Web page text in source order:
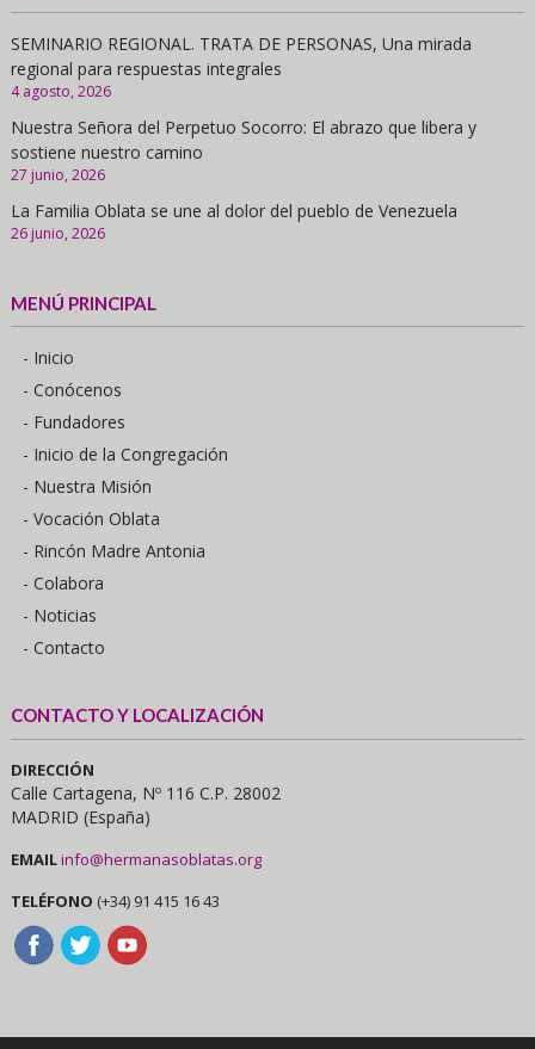
SEMINARIO REGIONAL. TRATA DE PERSONAS, Una mirada
regional para respuestas integrales
4 agosto, 2026
Nuestra Señora del Perpetuo Socorro: El abrazo que libera y
sostiene nuestro camino
27 junio, 2026
La Familia Oblata se une al dolor del pueblo de Venezuela
26 junio, 2026
MENÚ PRINCIPAL
- Inicio
- Conócenos
- Fundadores
- Inicio de la Congregación
- Nuestra Misión
- Vocación Oblata
- Rincón Madre Antonia
- Colabora
- Noticias
- Contacto
CONTACTO Y LOCALIZACIÓN
DIRECCIÓN
Calle Cartagena, Nº 116 C.P. 28002
MADRID (España)
EMAILinfo@hermanasoblatas.org
TELÉFONO (+34) 91 415 16 43